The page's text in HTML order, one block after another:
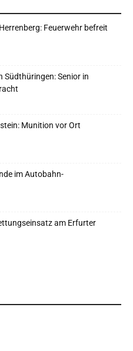
Feuerwehr befreit
Senior in
Munition vor Ort
im Autobahn-
am Erfurter